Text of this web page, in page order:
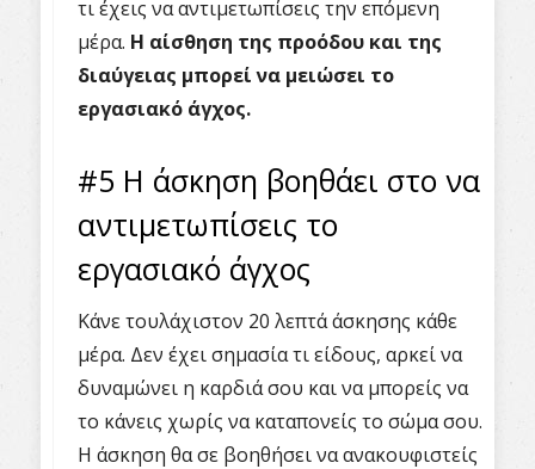
τι έχεις να αντιμετωπίσεις την επόμενη
μέρα. Η αίσθηση της προόδου και της
διαύγειας μπορεί να μειώσει το
εργασιακό άγχος.
#5 Η άσκηση βοηθάει στο να
αντιμετωπίσεις το
εργασιακό άγχος
Κάνε τουλάχιστον 20 λεπτά άσκησης κάθε
μέρα. Δεν έχει σημασία τι είδους, αρκεί να
δυναμώνει η καρδιά σου και να μπορείς να
το κάνεις χωρίς να καταπονείς το σώμα σου.
Η άσκηση θα σε βοηθήσει να ανακουφιστείς